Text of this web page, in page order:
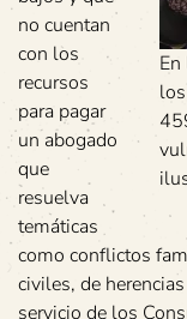
no cuentan
con los
recursos
para pagar
un abogado
que
resuelva
temáticas
como conflictos
civiles, de
servicio de los